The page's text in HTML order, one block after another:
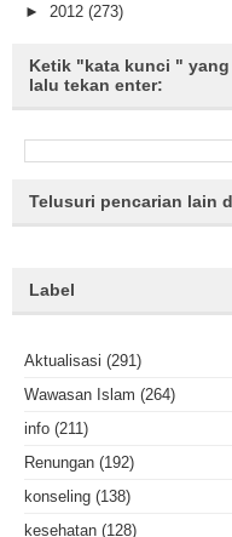
► 2012 (273)
Ketik "kata kunci "
lalu tekan enter:
Telusuri pencarian lain
Label
Aktualisasi (291)
Wawasan Islam (264)
info (211)
Renungan (192)
konseling (138)
kesehatan (128)